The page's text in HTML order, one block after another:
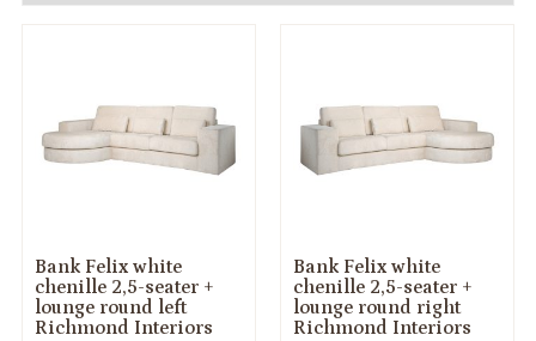
Bank Felix white
chenille 2,5-seater +
lounge round left
Richmond Interiors
Bank Felix white
chenille 2,5-seater +
lounge round right
Richmond Interiors